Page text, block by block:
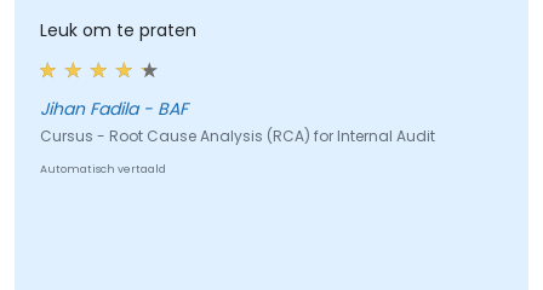
om te praten
Jihan Fadila - BAF
- Root Cause Analysis (RCA) for Internal Audit
vertaald